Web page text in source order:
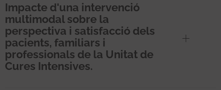
Impacte d'una intervenció
multimodal sobre la
perspectiva i satisfacció dels
pacients, familiars i
professionals de la Unitat de
Cures Intensives.